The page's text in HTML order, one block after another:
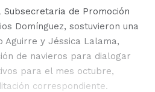
de Promoción
Domínguez, sostuvieron una
Aguirre y Jéssica Lalama,
de navieros para dialogar
para el mes octubre,
correspondiente.